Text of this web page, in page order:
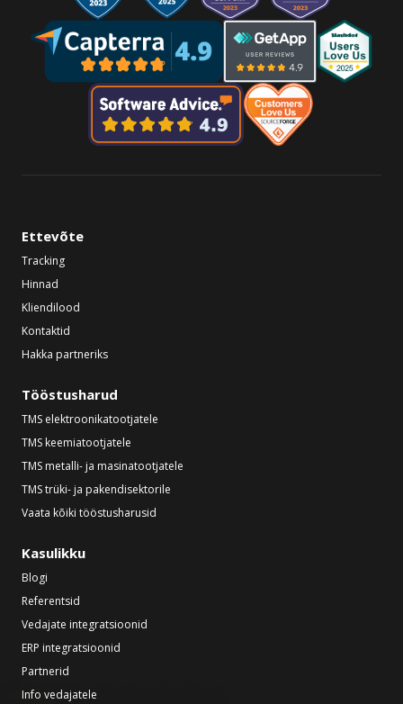
Ettevõte
Tracking
Hinnad
Kliendilood
Kontaktid
Hakka partneriks
Tööstusharud
TMS elektroonikatootjatele
TMS keemiatootjatele
TMS metalli- ja masinatootjatele
TMS trüki- ja pakendisektorile
Vaata kõiki tööstusharusid
Kasulikku
Blogi
Referentsid
Vedajate integratsioonid
ERP integratsioonid
Partnerid
Info vedajatele